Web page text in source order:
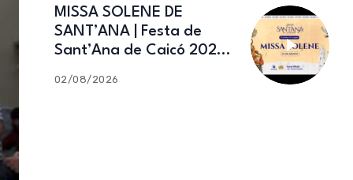
MISSA SOLENE DE
SANT’ANA | Festa de
Sant’Ana de Caicó 2026 |
02/08/2026